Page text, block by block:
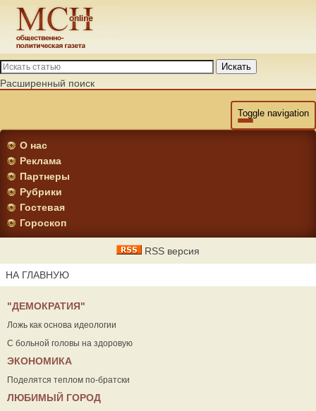
Искать
Расширенный поиск
Toggle navigation
О нас
Реклама
Партнеры
Рубрики
Гостевая
Гороскоп
RSS версия
НА ГЛАВНУЮ
"ДЕМОКРАТИЯ"
Ложь как основа идеологии
С больной головы на здоровую
ЭКОНОМИКА
Поделятся теплом по-братски
ЛЮБИМЫЙ ГОРОД